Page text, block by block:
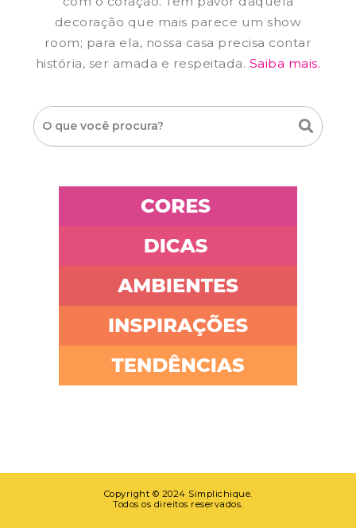
decoração que mais parece um show
room; para ela, nossa casa precisa contar
história, ser amada e respeitada. Saiba mais.
Copyright © 2024 Simplichique.
Todos os direitos reservados.